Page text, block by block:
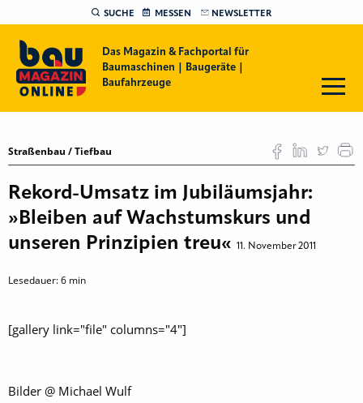
SUCHE MESSEN NEWSLETTER
Das Magazin & Fachportal für
Baumaschinen | Baugeräte |
Baufahrzeuge
Straßenbau / Tiefbau
Rekord-Umsatz im Jubiläumsjahr:
»Bleiben auf Wachstumskurs und
unseren Prinzipien treu« 11. November 2011
Lesedauer:6 min
[gallery link="file" columns="4"]
Bilder @ Michael Wulf